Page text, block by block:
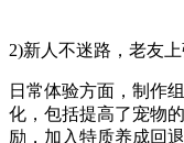
2)新人不迷路，老友
日常体验方面，制作
化，包括提高了宠物
励，加入特质养成回